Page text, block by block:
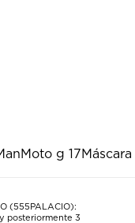
Moto g 17
(555PALACIO):
posteriormente 3